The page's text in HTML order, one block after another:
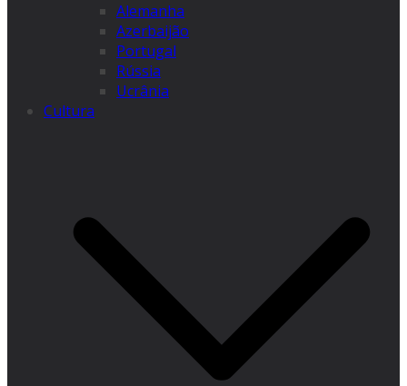
Alemanha
Azerbaijão
Portugal
Rússia
Ucrânia
Cultura